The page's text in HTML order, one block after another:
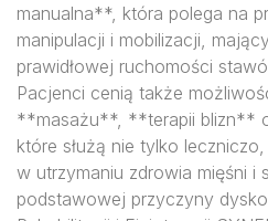
manualna**, która polega na
manipulacji i mobilizacji,
prawidłowej ruchomości
Pacjenci cenią także
**masażu**, **terapii blizn**
które służą nie tylko
w utrzymaniu zdrowia mięśni i
podstawowej przyczyny